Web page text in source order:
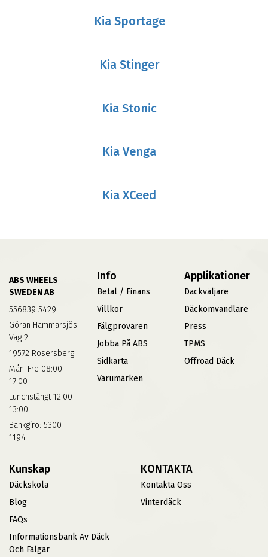
Kia Sportage
Kia Stinger
Kia Stonic
Kia Venga
Kia XCeed
ABS WHEELS
SWEDEN AB
556839 5429
Göran Hammarsjös
Väg 2
19572 Rosersberg
Mån-Fre 08:00-
17:00
Lunchstängt 12:00-
13:00
Bankgiro: 5300-
1194
Info
Betal / Finans
Villkor
Fälgprovaren
Jobba På ABS
Sidkarta
Varumärken
Applikationer
Däckväljare
Däckomvandlare
Press
TPMS
Offroad Däck
Kunskap
Däckskola
Blog
FAQs
Informationsbank Av Däck
Och Fälgar
KONTAKTA
Kontakta Oss
Vinterdäck